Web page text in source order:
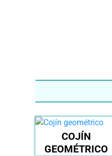
COJÍN
GEOMÉTRICO